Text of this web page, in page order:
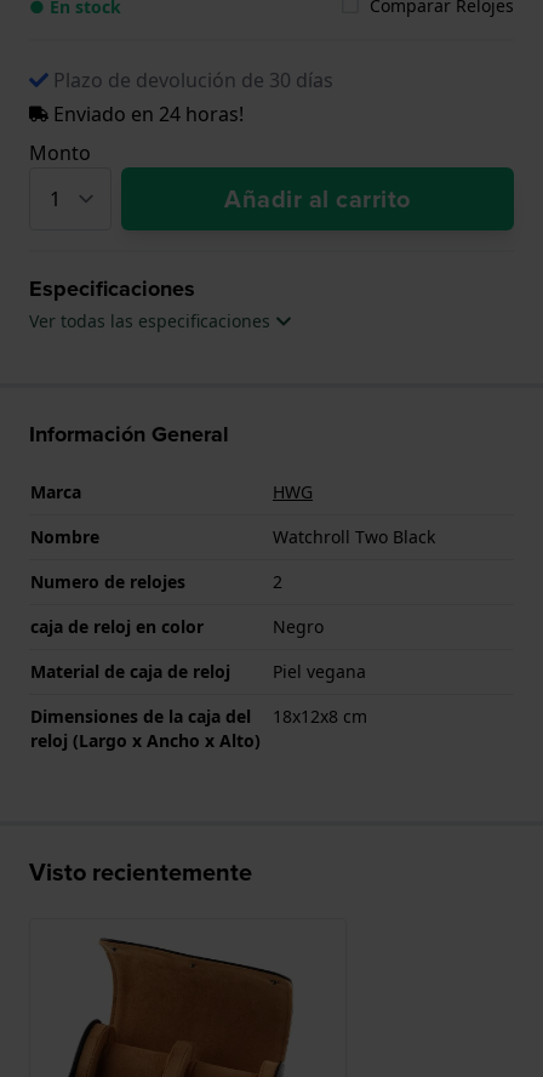
● En stock Comparar Relojes
Plazo de devolución de 30 días
Enviado en 24 horas!
Monto
Añadir al carrito
Especificaciones
Ver todas las especificaciones
Información General
Marca
HWG
Nombre
Watchroll Two Black
Numero de relojes
2
caja de reloj en color
Negro
Material de caja de reloj
Piel vegana
Dimensiones de la caja del
reloj (Largo x Ancho x Alto)
18x12x8 cm
Visto recientemente